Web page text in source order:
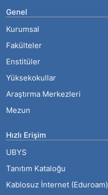
Genel
Kurumsal
Fakülteler
Enstitüler
Yüksekokullar
Araştırma Merkezleri
Mezun
Hızlı Erişim
UBYS
Tanıtım Kataloğu
Kablosuz İnternet (Eduroam)